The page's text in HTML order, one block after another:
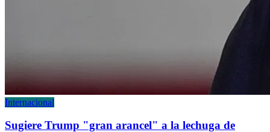
Internacional
Sugiere Trump "gran arancel" a la lechuga de